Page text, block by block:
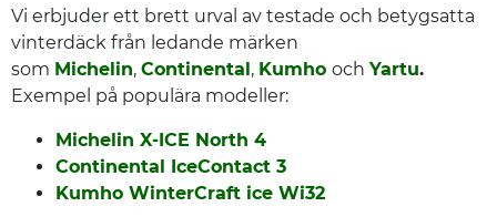
Vi erbjuder ett brett urval av testade och betygsatta
vinterdäck från ledande märken
som Michelin, Continental, Kumho och Yartu.
Exempel på populära modeller:
Michelin X-ICE North 4
Continental IceContact 3
Kumho WinterCraft ice Wi32